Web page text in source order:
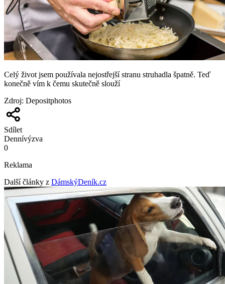
Celý život jsem používala nejostřejší stranu struhadla špatně. Teď
konečně vím k čemu skutečně slouží
Zdroj: Depositphotos
Sdílet
Dennívýzva
0
Reklama
Další články z DámskýDeník.cz